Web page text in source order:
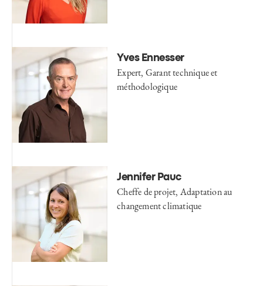
Yves Ennesser
Expert, Garant technique et
méthodologique
Jennifer Pauc
Cheffe de projet, Adaptation au
changement climatique